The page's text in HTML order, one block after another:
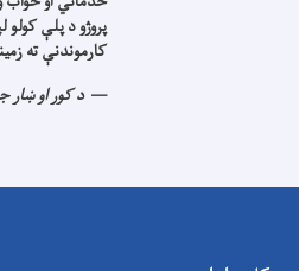
پروژو د پلې
کارموندنې ته
د کور او ښار